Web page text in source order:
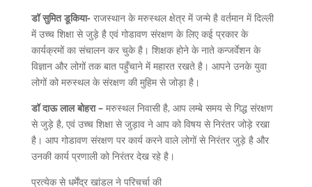
डॉ सुमित डूकिया- राजस्थान के मरुस्थल क्षेत्र में जन्मे है वर्तमान में दिल्ली
में उच्च शिक्षा से जुड़े है एवं गोडावण संरक्षण के लिए कई प्रकार के
कार्यक्रमों का संचालन कर चुके है। शिक्षक होने के नाते कन्जर्वेशन के
विज्ञान और लोगों तक बात पहुँचाने में महारत रखते है। आपने उनके युवा
लोगों को मरुस्थल के संरक्षण की मुहिम से जोड़ा है।
डॉ दाऊ लाल बोहरा –मरुस्थल निवासी है, आप लम्बे समय से गिद्ध संरक्षण
से जुड़े है, एवं उच्च शिक्षा से जुड़ाव ने आप को विषय से निरंतर जोड़े रखा
है। आप गोडावण संरक्षण पर कार्य करने वाले लोगों से निरंतर जुड़े है और
उनकी कार्य प्रणाली को निरंतर देख रहे है।
प्रत्येक से धर्मेंद्र खांडल ने परिचर्चा की